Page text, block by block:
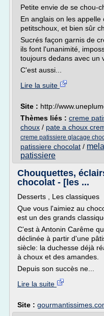
Petite envie de se chou-
En anglais on les
petitschoux, et bien sûr
Sucrés façon garnis de
ils font l'unanimité,
toujours dedans avec un
C'est aussi...
Lire la suite
Site : http://
Thèmes liés : creme
choux / pate a choux
creme patissiere glacage
patissiere chocolat /
patissiere
Chouquettes,
chocolat - [les ...
Desserts , Les classiques
Que vous l'aimiez au
est un des grands
C'est à Antonin Carême
déclinée à partir d'une
siècle: la duchesse déjà
à choux et des amandes.
Depuis son succès ne...
Lire la suite
Site :